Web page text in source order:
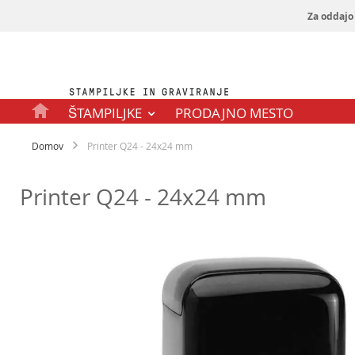
Za
ŠTAMPILJKE PRODAJNO MESTO
Domov Printer Q24 - 24x24 mm
Printer Q24 - 24x24 mm